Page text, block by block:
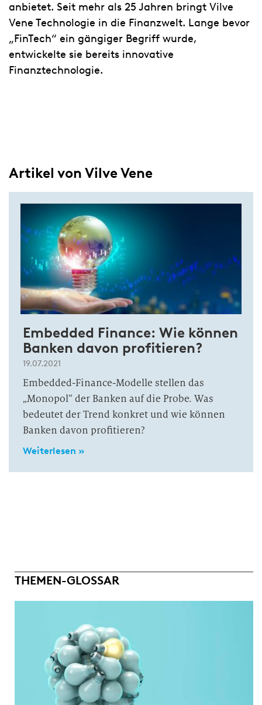
anbietet. Seit mehr als 25 Jahren bringt Vilve
Vene Technologie in die Finanzwelt. Lange bevor
„FinTech“ ein gängiger Begriff wurde,
entwickelte sie bereits innovative
Finanztechnologie.
Artikel von Vilve Vene
Embedded Finance: Wie können
Banken davon profitieren?
19.07.2021
Embedded-Finance-Modelle stellen das
„Monopol“ der Banken auf die Probe. Was
bedeutet der Trend konkret und wie können
Banken davon profitieren?
Weiterlesen »
THEMEN-GLOSSAR